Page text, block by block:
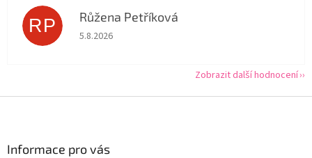
RP Růžena Petříková
Hodnocení obchodu je 5 z 5 hvězdiček.
5.8.2026
Zobrazit další hodnocení
Informace pro vás